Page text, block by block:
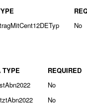
No
TYPE
REQUIRED
No
No